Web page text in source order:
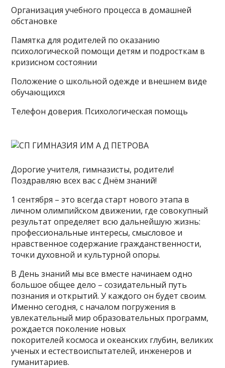
Организация учебного процесса в домашней
обстановке
Памятка для родителей по оказанию
психологической помощи детям и подросткам в
кризисном состоянии
Положение о школьной одежде и внешнем виде
обучающихся
Телефон доверия. Психологическая помощь
Дорогие учителя, гимназисты, родители!
Поздравляю всех вас с Днём знаний!
1 сентября – это всегда старт нового этапа в
личном олимпийском движении, где совокупный
результат определяет всю дальнейшую жизнь:
профессиональные интересы, смысловое и
нравственное содержание гражданственности,
точки духовной и культурной опоры.
В День знаний мы все вместе начинаем одно
большое общее дело – созидательный путь
познания и открытий. У каждого он будет своим.
Именно сегодня, с началом погружения в
увлекательный мир образовательных программ,
рождается поколение новых
покорителей космоса и океанских глубин, великих
ученых и естествоиспытателей, инженеров и
гуманитариев.